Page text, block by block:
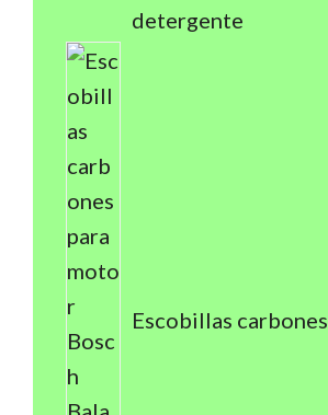
detergente
Escobillas carbones